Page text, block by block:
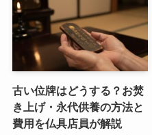
古い位牌はどうする？お焚
き上げ・永代供養の方法と
費用を仏具店員が解説